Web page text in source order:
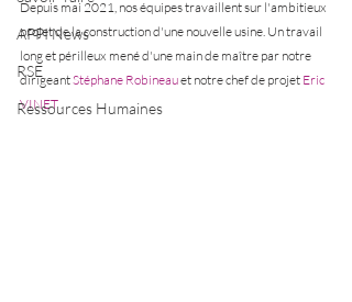
APPI'News
RSE
Ressources Humaines
Depuis mai 2021, nos équipes travaillent sur l'ambitieux
projet de la construction d'une nouvelle usine. Un travail
long et périlleux mené d'une main de maître par notre
dirigeant Stéphane Robineau et notre chef de projet Eric
VINET .